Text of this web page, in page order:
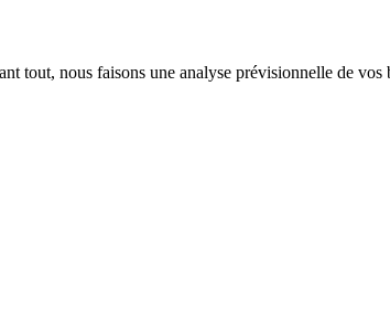
tout, nous faisons une analyse prévisionnelle de vos